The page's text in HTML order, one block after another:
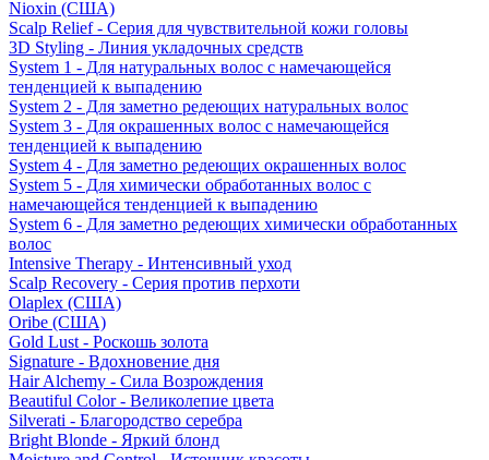
Nioxin (США)
Scalp Relief - Серия для чувствительной кожи головы
3D Styling - Линия укладочных средств
System 1 - Для натуральных волос с намечающейся
тенденцией к выпадению
System 2 - Для заметно редеющих натуральных волос
System 3 - Для окрашенных волос с намечающейся
тенденцией к выпадению
System 4 - Для заметно редеющих окрашенных волос
System 5 - Для химически обработанных волос с
намечающейся тенденцией к выпадению
System 6 - Для заметно редеющих химически обработанных
волос
Intensive Therapy - Интенсивный уход
Scalp Recovery - Серия против перхоти
Olaplex (США)
Oribe (США)
Gold Lust - Роскошь золота
Signature - Вдохновение дня
Hair Alchemy - Сила Возрождения
Beautiful Color - Великолепие цвета
Silverati - Благородство серебра
Bright Blonde - Яркий блонд